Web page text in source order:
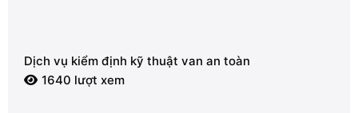
Dịch vụ kiểm định kỹ thuật van an toàn
1640 lượt xem